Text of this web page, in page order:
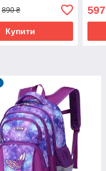
890 ₴
Купити
597